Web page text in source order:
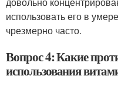
использовать его в
чрезмерно часто.
Вопрос 4: Какие
использования